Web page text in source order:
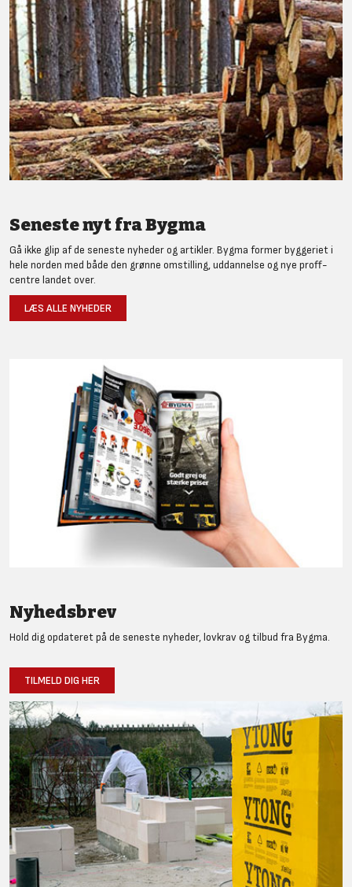
Seneste nyt fra Bygma
Gå ikke glip af de seneste nyheder og artikler. Bygma former byggeriet i
hele norden med både den grønne omstilling, uddannelse og nye proff-
centre landet over.
LÆS ALLE NYHEDER
Nyhedsbrev
Hold dig opdateret på de seneste nyheder, lovkrav og tilbud fra Bygma.
TILMELD DIG HER